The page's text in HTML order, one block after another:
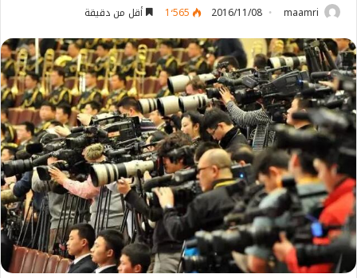
maamri
2016/11/08 1٬565 أقل من دقيقة